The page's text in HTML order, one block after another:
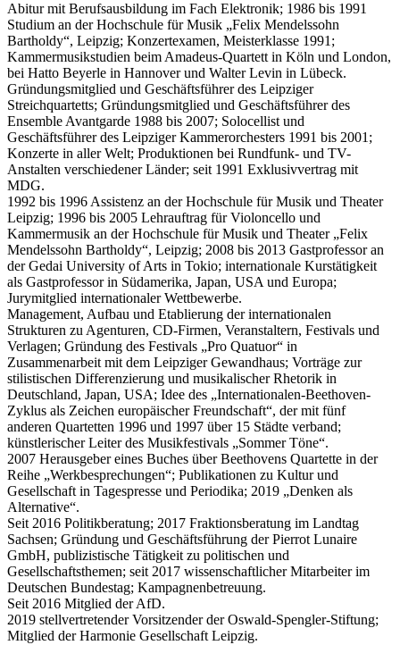
Abitur mit Berufsausbildung im Fach Elektronik; 1986 bis 1991
Studium an der Hochschule für Musik „Felix Mendelssohn
Bartholdy“, Leipzig; Konzertexamen, Meisterklasse 1991;
Kammermusikstudien beim Amadeus-Quartett in Köln und London,
bei Hatto Beyerle in Hannover und Walter Levin in Lübeck.
Gründungsmitglied und Geschäftsführer des Leipziger
Streichquartetts; Gründungsmitglied und Geschäftsführer des
Ensemble Avantgarde 1988 bis 2007; Solocellist und
Geschäftsführer des Leipziger Kammerorchesters 1991 bis 2001;
Konzerte in aller Welt; Produktionen bei Rundfunk- und TV-
Anstalten verschiedener Länder; seit 1991 Exklusivvertrag mit
MDG.
1992 bis 1996 Assistenz an der Hochschule für Musik und Theater
Leipzig; 1996 bis 2005 Lehrauftrag für Violoncello und
Kammermusik an der Hochschule für Musik und Theater „Felix
Mendelssohn Bartholdy“, Leipzig; 2008 bis 2013 Gastprofessor an
der Gedai University of Arts in Tokio; internationale Kurstätigkeit
als Gastprofessor in Südamerika, Japan, USA und Europa;
Jurymitglied internationaler Wettbewerbe.
Management, Aufbau und Etablierung der internationalen
Strukturen zu Agenturen, CD-Firmen, Veranstaltern, Festivals und
Verlagen; Gründung des Festivals „Pro Quatuor“ in
Zusammenarbeit mit dem Leipziger Gewandhaus; Vorträge zur
stilistischen Differenzierung und musikalischer Rhetorik in
Deutschland, Japan, USA; Idee des „Internationalen-Beethoven-
Zyklus als Zeichen europäischer Freundschaft“, der mit fünf
anderen Quartetten 1996 und 1997 über 15 Städte verband;
künstlerischer Leiter des Musikfestivals „Sommer Töne“.
2007 Herausgeber eines Buches über Beethovens Quartette in der
Reihe „Werkbesprechungen“; Publikationen zu Kultur und
Gesellschaft in Tagespresse und Periodika; 2019 „Denken als
Alternative“.
Seit 2016 Politikberatung; 2017 Fraktionsberatung im Landtag
Sachsen; Gründung und Geschäftsführung der Pierrot Lunaire
GmbH, publizistische Tätigkeit zu politischen und
Gesellschaftsthemen; seit 2017 wissenschaftlicher Mitarbeiter im
Deutschen Bundestag; Kampagnenbetreuung.
Seit 2016 Mitglied der AfD.
2019 stellvertretender Vorsitzender der Oswald-Spengler-Stiftung;
Mitglied der Harmonie Gesellschaft Leipzig.